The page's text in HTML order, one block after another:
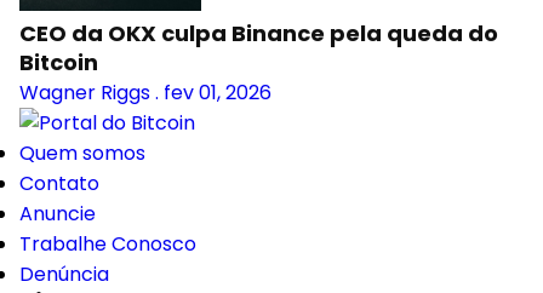
CEO da OKX culpa Binance pela queda do
Bitcoin
Wagner Riggs. fev 01, 2026
Quem somos
Contato
Anuncie
Trabalhe Conosco
Denúncia